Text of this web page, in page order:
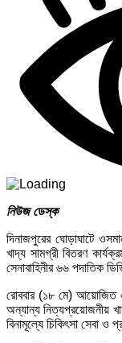
নিউজ ডেস্ক
দিনাজপুরের ঘোড়াঘাটে
খাদ্য সামগ্রী বিতরণ
সেনাবাহিনীর ৬৬ পদাতিক
রোববার (১৮ মে) আয়োজিত এ
অন্যান্য নিত্যপ্রয়োজনীয়
বিনামূল্যে চিকিৎসা সেবা